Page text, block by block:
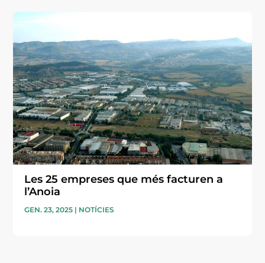
Les 25 empreses que més facturen a
l’Anoia
GEN. 23, 2025 | NOTÍCIES